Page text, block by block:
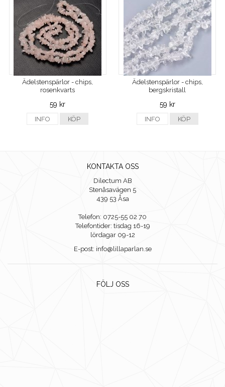
Ädelstenspärlor - chips,
rosenkvarts
59 kr
INFO KÖP
Ädelstenspärlor - chips,
bergskristall
59 kr
INFO KÖP
KONTAKTA OSS
Dilectum AB
Stenåsavägen 5
439 53 Åsa
Telefon: 0725-55 02 70
Telefontider: tisdag 16-19
lördagar 09-12
E-post: info@lillaparlan.se
FÖLJ OSS